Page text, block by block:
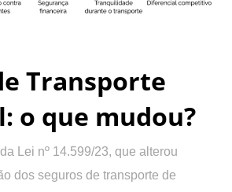
Transporte
o que mudou?
Lei nº 14.599/23, que alterou
dos seguros de transporte de